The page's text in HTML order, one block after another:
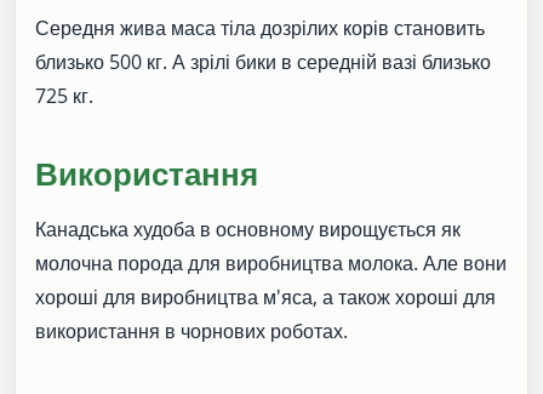
Середня жива маса тіла дозрілих корів становить
близько 500 кг. А зрілі бики в середній вазі близько
725 кг.
Використання
Канадська худоба в основному вирощується як
молочна порода для виробництва молока. Але вони
хороші для виробництва м'яса, а також хороші для
використання в чорнових роботах.